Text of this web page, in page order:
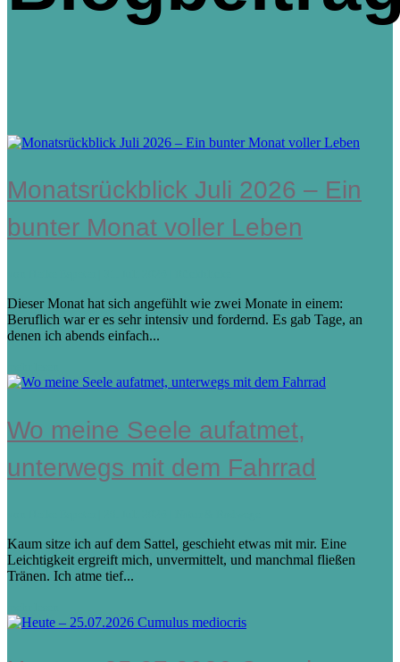
Monatsrückblick Juli 2026 – Ein
bunter Monat voller Leben
Dieser Monat hat sich angefühlt wie zwei Monate in einem:
Beruflich war er es sehr intensiv und fordernd. Es gab Tage, an
denen ich abends einfach...
Wo meine Seele aufatmet,
unterwegs mit dem Fahrrad
Kaum sitze ich auf dem Sattel, geschieht etwas mit mir. Eine
Leichtigkeit ergreift mich, unvermittelt, und manchmal fließen
Tränen. Ich atme tief...